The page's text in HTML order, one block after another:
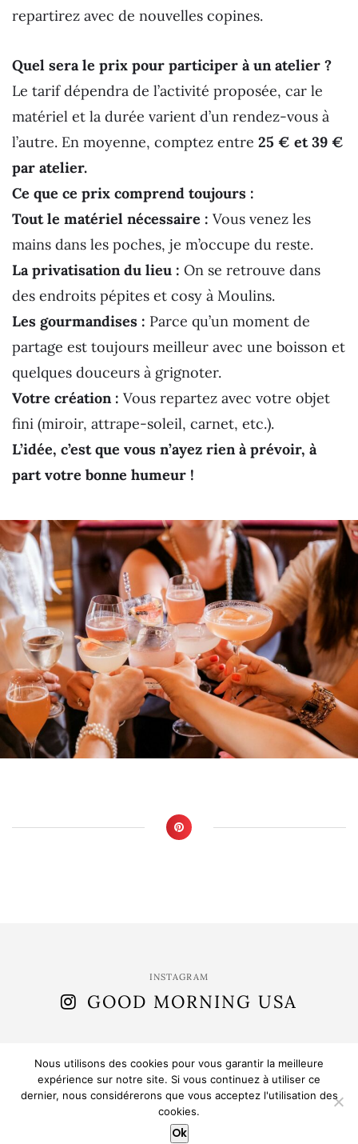
repartirez avec de nouvelles copines.
Quel sera le prix pour participer à un atelier ?
Le tarif dépendra de l’activité proposée, car le
matériel et la durée varient d’un rendez-vous à
l’autre. En moyenne, comptez entre 25 € et 39 €
par atelier.
Ce que ce prix comprend toujours :
Tout le matériel nécessaire : Vous venez les
mains dans les poches, je m’occupe du reste.
La privatisation du lieu : On se retrouve dans
des endroits pépites et cosy à Moulins.
Les gourmandises : Parce qu’un moment de
partage est toujours meilleur avec une boisson et
quelques douceurs à grignoter.
Votre création : Vous repartez avec votre objet
fini (miroir, attrape-soleil, carnet, etc.).
L’idée, c’est que vous n’ayez rien à prévoir, à
part votre bonne humeur !
INSTAGRAM
GOOD MORNING USA
(C) 2015 - 2025 . Good Morning Usa. All Rights Reserved.
Nous utilisons des cookies pour vous garantir la meilleure
expérience sur notre site. Si vous continuez à utiliser ce
dernier, nous considérerons que vous acceptez l'utilisation des
cookies.
Ok